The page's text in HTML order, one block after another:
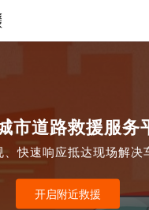
市道路救援服务
、快速响应抵达现场解决
开启附近救援